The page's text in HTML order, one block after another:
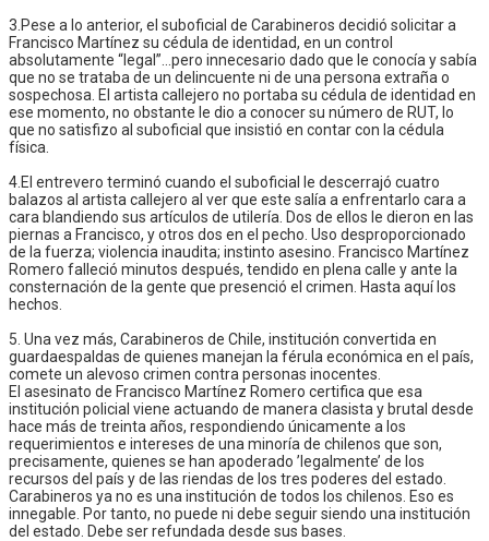
3.Pese a lo anterior, el suboficial de Carabineros decidió solicitar a
Francisco Martínez su cédula de identidad, en un control
absolutamente “legal”…pero innecesario dado que le conocía y sabía
que no se trataba de un delincuente ni de una persona extraña o
sospechosa. El artista callejero no portaba su cédula de identidad en
ese momento, no obstante le dio a conocer su número de RUT, lo
que no satisfizo al suboficial que insistió en contar con la cédula
física.
4.El entrevero terminó cuando el suboficial le descerrajó cuatro
balazos al artista callejero al ver que este salía a enfrentarlo cara a
cara blandiendo sus artículos de utilería. Dos de ellos le dieron en las
piernas a Francisco, y otros dos en el pecho. Uso desproporcionado
de la fuerza; violencia inaudita; instinto asesino. Francisco Martínez
Romero falleció minutos después, tendido en plena calle y ante la
consternación de la gente que presenció el crimen. Hasta aquí los
hechos.
5. Una vez más, Carabineros de Chile, institución convertida en
guardaespaldas de quienes manejan la férula económica en el país,
comete un alevoso crimen contra personas inocentes.
El asesinato de Francisco Martínez Romero certifica que esa
institución policial viene actuando de manera clasista y brutal desde
hace más de treinta años, respondiendo únicamente a los
requerimientos e intereses de una minoría de chilenos que son,
precisamente, quienes se han apoderado ’legalmente’ de los
recursos del país y de las riendas de los tres poderes del estado.
Carabineros ya no es una institución de todos los chilenos. Eso es
innegable. Por tanto, no puede ni debe seguir siendo una institución
del estado. Debe ser refundada desde sus bases.